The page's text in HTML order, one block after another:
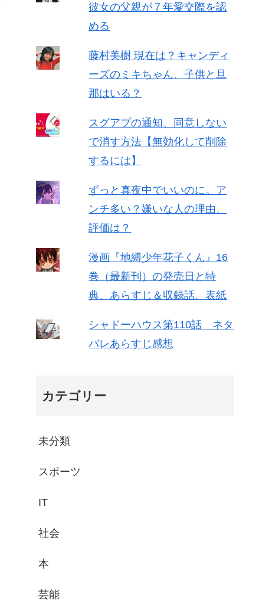
彼女の父親が７年愛交際を認
める
藤村美樹 現在は？キャンディ
ーズのミキちゃん、子供と旦
那はいる？
スグアプの通知、同意しない
で消す方法【無効化して削除
するには】
ずっと真夜中でいいのに。ア
ンチ多い？嫌いな人の理由、
評価は？
漫画『地縛少年花子くん』16
巻（最新刊）の発売日と特
典、あらすじ＆収録話、表紙
シャドーハウス第110話 ネタ
バレあらすじ感想
カテゴリー
未分類
スポーツ
IT
社会
本
芸能